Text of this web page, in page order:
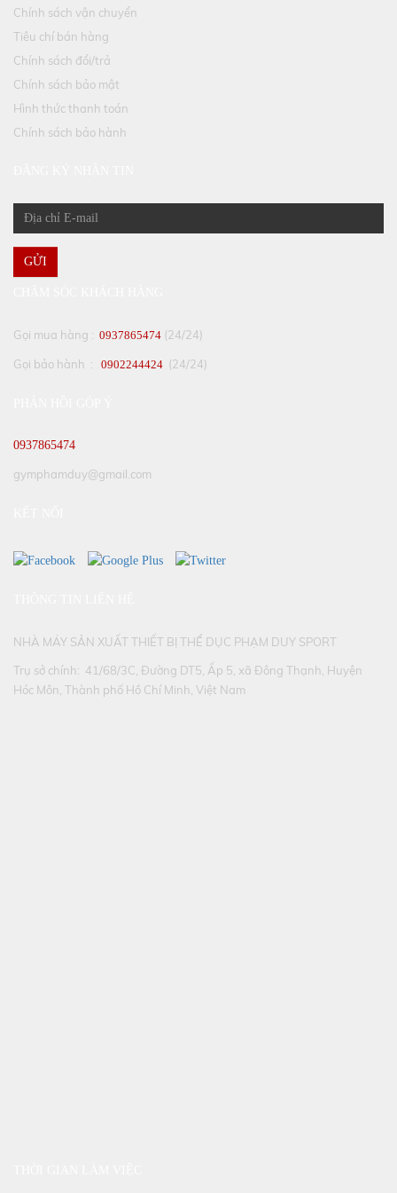
Chính sách vận chuyển
Tiêu chí bán hàng
Chính sách đổi/trả
Chính sách bảo mật
Hình thức thanh toán
Chính sách bảo hành
GỬI
Gọi mua hàng : 0937865474 (24/24)
Gọi bảo hành : 0902244424 (24/24)
0937865474
gymphamduy@gmail.com
NHÀ MÁY SẢN XUẤT THIẾT BỊ THỂ DỤC PHẠM DUY SPORT
Trụ sở chính: 41/68/3C, Đường DT5, Ấp 5, xã Đông Thạnh, Huyện
Hóc Môn, Thành phố Hồ Chí Minh, Việt Nam